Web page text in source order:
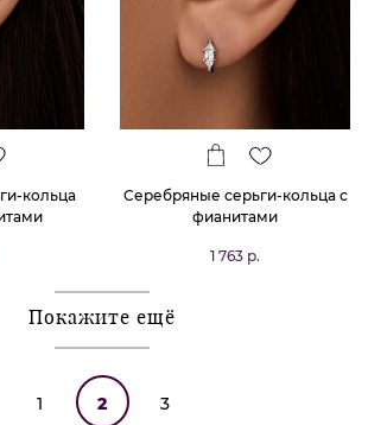
кольца
Серебряные серьги-кольца с
фианитами
1 763 р.
Покажите ещё
1 2 3